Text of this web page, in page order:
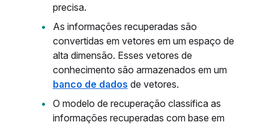
precisa.
As informações recuperadas são
convertidas em vetores em um espaço de
alta dimensão. Esses vetores de
conhecimento são armazenados em um
banco de dados de vetores.
O modelo de recuperação classifica as
informações recuperadas com base em